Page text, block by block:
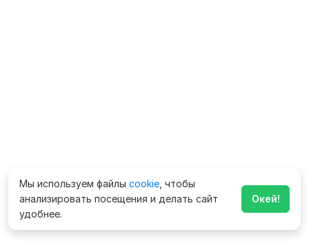
Мы используем файлы cookie , чтобы
анализировать посещения и делать сайт
удобнее.
Окей!